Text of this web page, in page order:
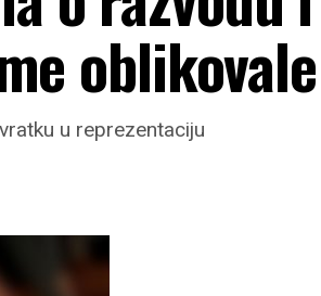
oblikovale
u reprezentaciju